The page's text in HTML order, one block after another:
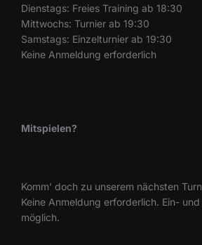
Dienstags: Freies Training ab 18:30
Mittwochs: Turnier ab 19:30
Samstags: Einzelturnier ab 19:30
Keine Anmeldung erforderlich
Mitspielen?
Komm' doch zu unserem nächsten
Keine Anmeldung erforderlich. Ein-
möglich.